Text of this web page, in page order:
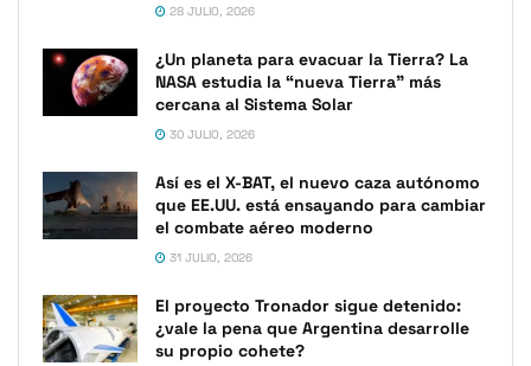
28 JULIO, 2026
¿Un planeta para evacuar la Tierra? La
NASA estudia la “nueva Tierra” más
cercana al Sistema Solar
30 JULIO, 2026
Así es el X-BAT, el nuevo caza autónomo
que EE.UU. está ensayando para cambiar
el combate aéreo moderno
31 JULIO, 2026
El proyecto Tronador sigue detenido:
¿vale la pena que Argentina desarrolle
su propio cohete?